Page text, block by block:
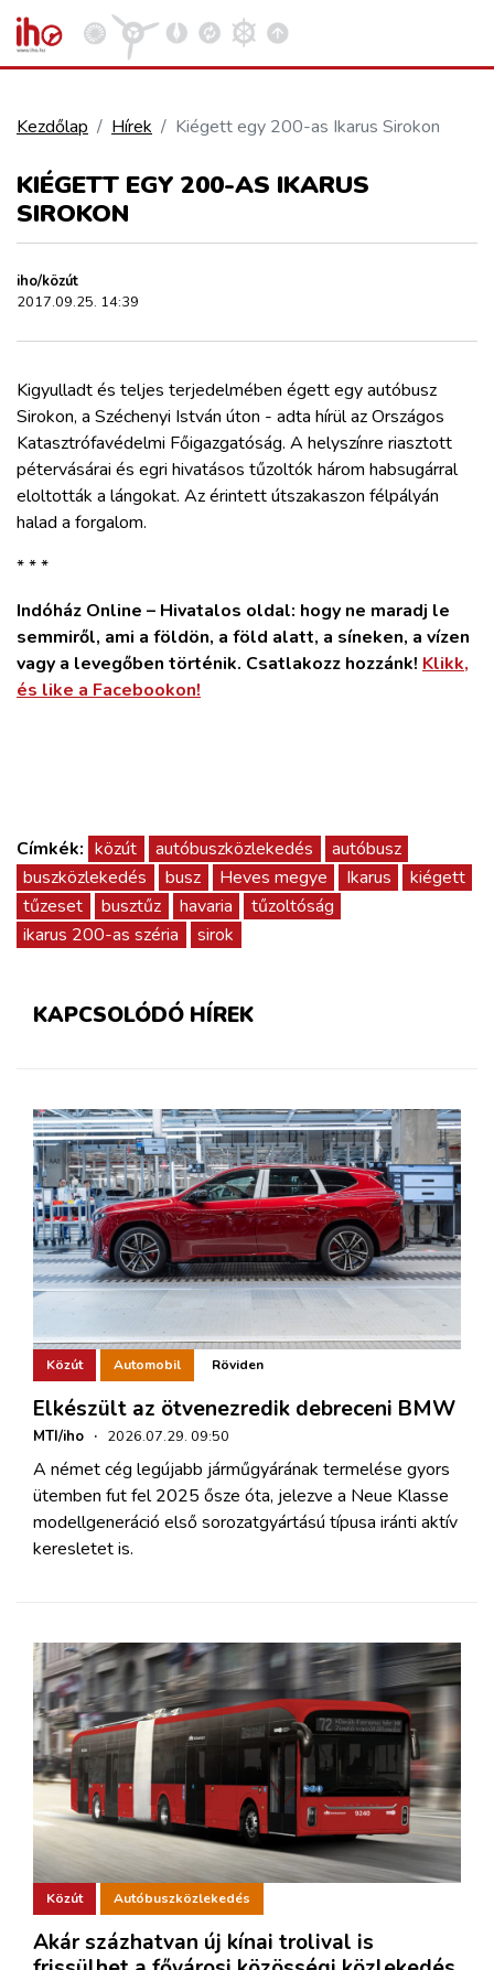
VASÚT
REPÜLÉS
ELLÁTÁSI LÁNC
ZÖLDÚT
HAJÓZÁS
BLOG
ARCHÍVUM
REGISZTRÁCIÓ
Kezdőlap Hírek Kiégett egy 200-as Ikarus Sirokon
KIÉGETT EGY 200-AS IKARUS
SIROKON
iho/közút
2017.09.25. 14:39
Kigyulladt és teljes terjedelmében égett egy autóbusz
Sirokon, a Széchenyi István úton - adta hírül az Országos
Katasztrófavédelmi Főigazgatóság. A helyszínre riasztott
pétervásárai és egri hivatásos tűzoltók három habsugárral
eloltották a lángokat. Az érintett útszakaszon félpályán
halad a forgalom.
* * *
Indóház Online – Hivatalos oldal: hogy ne maradj le
semmiről, ami a földön, a föld alatt, a síneken, a vízen
vagy a levegőben történik. Csatlakozz hozzánk! Klikk,
és like a Facebookon!
Címkék: közút autóbuszközlekedés
autóbusz
buszközlekedés
busz Heves megye Ikarus
kiégett
tűzeset
busztűz havaria
tűzoltóság
ikarus 200-as széria
sirok
KAPCSOLÓDÓ HÍREK
Közút Automobil Röviden
Elkészült az ötvenezredik debreceni BMW
MTI/iho · 2026.07.29. 09:50
A német cég legújabb járműgyárának termelése gyors
ütemben fut fel 2025 ősze óta, jelezve a Neue Klasse
modellgeneráció első sorozatgyártású típusa iránti aktív
keresletet is.
Közút Autóbuszközlekedés
Akár százhatvan új kínai trolival is